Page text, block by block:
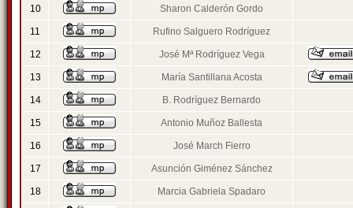
10 Sharon Calderón Gordo
11 Rufino Salguero Rodríguez
12 José Mª Rodríguez Vega
13 María Santillana Acosta
14 B. Rodríguez Bernardo
15 Antonio Muñoz Ballesta
16 José March Fierro
17 Asunción Giménez Sánchez
18 Marcia Gabriela Spadaro